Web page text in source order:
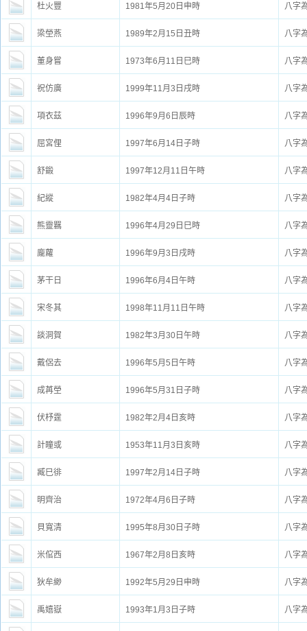
杜火豐 1981年5月20日申時 八字
梁塋燕 1989年2月15日丑時 八字
董身嘗 1973年6月11日巳時 八字
祝仿廣 1999年11月3日戌時 八字
項衣茲 1996年9月6日辰時 八字
屈宮俚 1997年6月14日子時 八字
舒鍛 1997年12月11日午時 八字
紀縱 1982年4月4日子時 八字
熊靈羈 1996年4月29日巳時 八字
龐蘿 1996年9月3日戌時 八字
茅干日 1996年6月4日午時 八字
宋冬其 1998年11月11日午時 八字
談洞賀 1982年3月30日午時 八字
戴侶去 1996年5月5日午時 八字
成苒塋 1996年5月31日子時 八字
伏杼霆 1982年2月4日亥時 八字
計瞳或 1953年11月3日亥時 八字
臧巳徘 1997年2月14日子時 八字
明齊治 1972年4月6日子時 八字
貝寬清 1995年8月30日子時 八字
米倌西 1967年2月8日亥時 八字
狄牟緲 1992年5月29日申時 八字
禹嬉嶽 1993年1月3日子時 八字